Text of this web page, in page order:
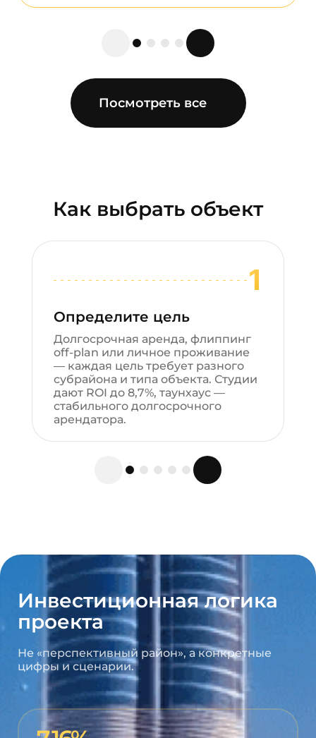
Посмотреть все
Как выбрать объект
1
Определите цель
Долгосрочная аренда, флиппинг
off-plan или личное проживание
— каждая цель требует разного
субрайона и типа объекта. Студии
дают ROI до 8,7%, таунхаус —
стабильного долгосрочного
арендатора.
Инвестиционная логика
проекта
Не «перспективный район», а конкретные
цифры и сценарии.